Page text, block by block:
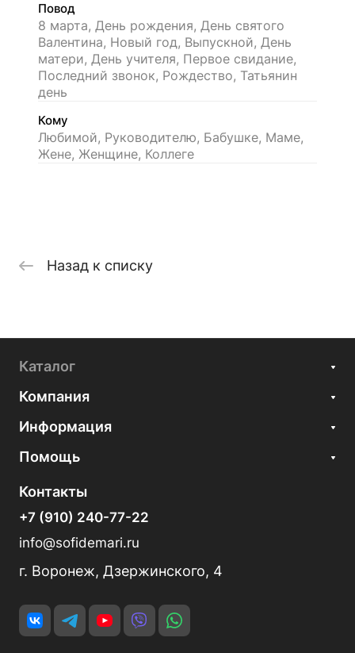
Повод
8 марта, День рождения, День святого
Валентина, Новый год, Выпускной, День
матери, День учителя, Первое свидание,
Последний звонок, Рождество, Татьянин
день
Кому
Любимой, Руководителю, Бабушке, Маме,
Жене, Женщине, Коллеге
Назад к списку
Каталог
Компания
Информация
Помощь
Контакты
+7 (910) 240-77-22
info@sofidemari.ru
г. Воронеж, Дзержинского, 4